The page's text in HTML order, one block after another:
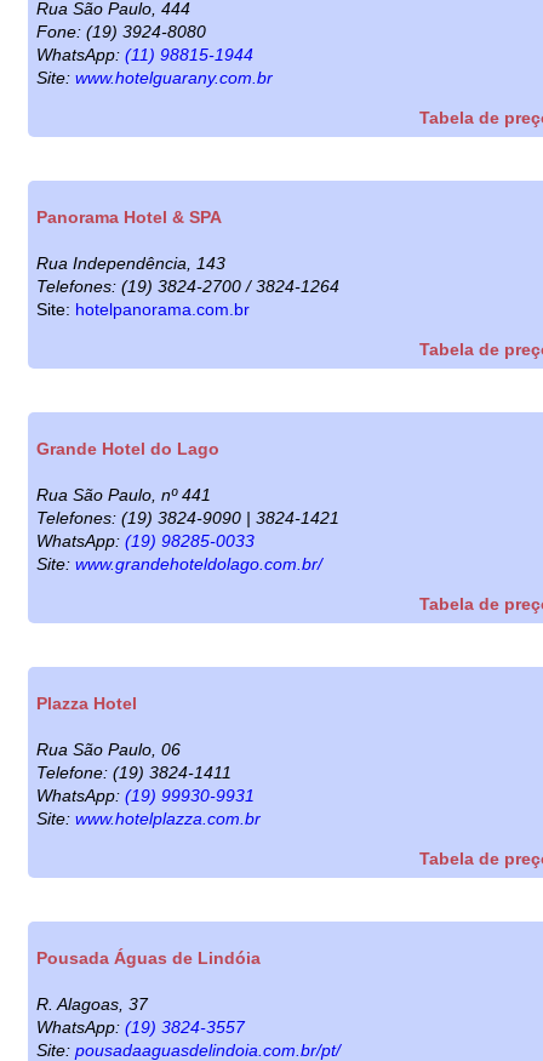
Rua São Paulo, 444
Fone: (19) 3924-8080
WhatsApp: (11) 98815-1944
Site: www.hotelguarany.com.br
Tabela de
Panorama Hotel & SPA
Rua Independência, 143
Telefones: (19) 3824-2700 / 3824-1264
Site: hotelpanorama.com.br
Tabela de
Grande Hotel do Lago
Rua São Paulo, nº 441
Telefones: (19) 3824-9090 | 3824-1421
WhatsApp: (19) 98285-0033
Site: www.grandehoteldolago.com.br/
Tabela de
Plazza Hotel
Rua São Paulo, 06
Telefone: (19) 3824-1411
WhatsApp: (19) 99930-9931
Site: www.hotelplazza.com.br
Tabela de
Pousada Águas de Lindóia
R. Alagoas, 37
WhatsApp: (19) 3824-3557
Site: pousadaaguasdelindoia.com.br/pt/